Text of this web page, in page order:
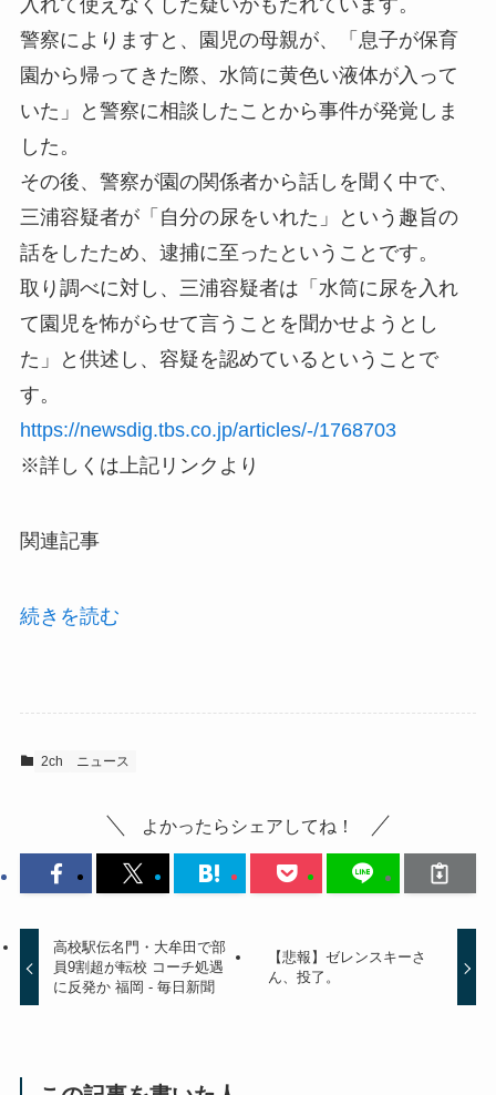
警察によりますと、園児の母親が、「息子が保育
園から帰ってきた際、水筒に黄色い液体が入って
いた」と警察に相談したことから事件が発覚しま
した。
その後、警察が園の関係者から話しを聞く中で、
三浦容疑者が「自分の尿をいれた」という趣旨の
話をしたため、逮捕に至ったということです。
取り調べに対し、三浦容疑者は「水筒に尿を入れ
て園児を怖がらせて言うことを聞かせようとし
た」と供述し、容疑を認めているということで
す。
https://newsdig.tbs.co.jp/articles/-/1768703
※詳しくは上記リンクより
関連記事
続きを読む
2ch ニュース
よかったらシェアしてね！
高校駅伝名門・大牟田で部
員9割超が転校 コーチ処遇
に反発か 福岡 - 毎日新聞
【悲報】ゼレンスキーさ
ん、投了。